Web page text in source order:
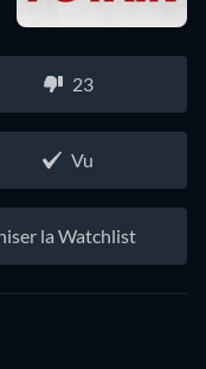
23
Vu
la Watchlist